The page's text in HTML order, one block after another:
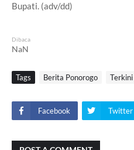
Bupati. (adv/dd)
Dibaca
NaN
Tags Berita Ponorogo Terkini
Facebook Twitter